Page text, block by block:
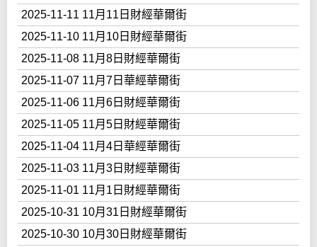
2025-11-11 11月11日財經華爾街
2025-11-10 11月10日財經華爾街
2025-11-08 11月8日財經華爾街
2025-11-07 11月7日華經華爾街
2025-11-06 11月6日財經華爾街
2025-11-05 11月5日財經華爾街
2025-11-04 11月4日華經華爾街
2025-11-03 11月3日財經華爾街
2025-11-01 11月1日財經華爾街
2025-10-31 10月31日財經華爾街
2025-10-30 10月30日財經華爾街